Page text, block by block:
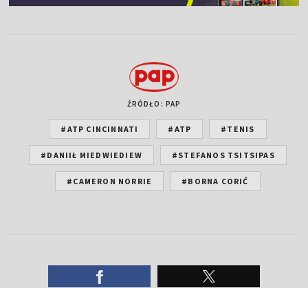
ŹRÓDŁO: PAP
#ATP CINCINNATI #ATP #TENIS
#DANIIŁ MIEDWIEDIEW #STEFANOS TSITSIPAS
#CAMERON NORRIE #BORNA CORIĆ